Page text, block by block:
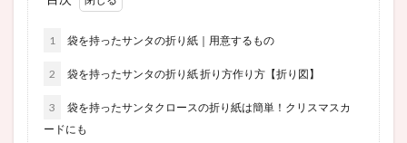
1 袋を持ったサンタの折り紙｜用意するもの
2 袋を持ったサンタの折り紙 折り方作り方【折り図】
3
袋を持ったサンタクロースの折り紙は簡単！クリスマスカ
ードにも